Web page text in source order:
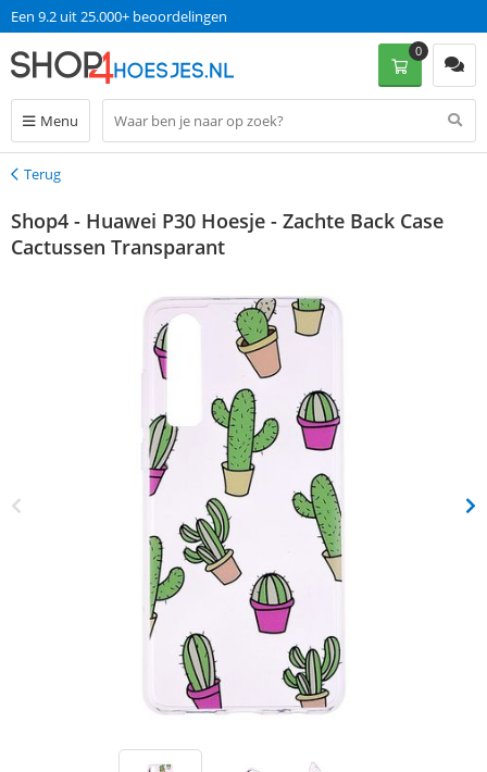
Een 9.2 uit 25.000+ beoordelingen
Menu
0
Terug
Terug
Shop4 - Huawei P30 Hoesje - Zachte Back Case
Cactussen Transparant